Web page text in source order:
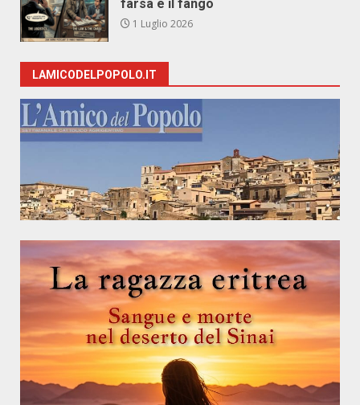
farsa e il fango
1 Luglio 2026
LAMICODELPOPOLO.IT